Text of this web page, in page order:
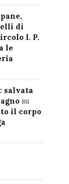
di
I. P.
le
salvata
su
il corpo